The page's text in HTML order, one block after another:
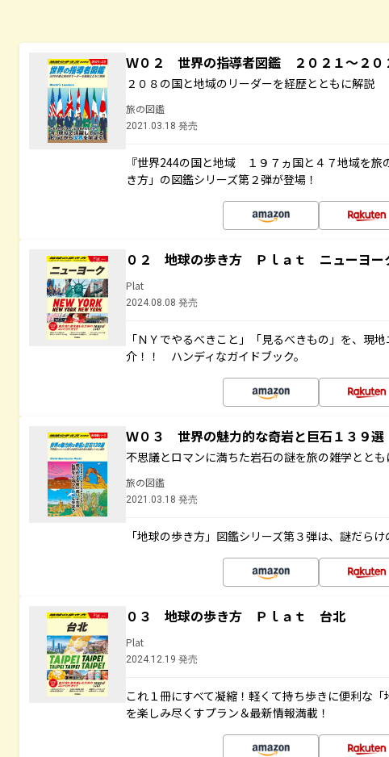
Ｗ０２ 世界の指導者図鑑 ２０２１～２０
２０８の国と地域のリーダーを経歴とともに解説
旅の図鑑
2021.03.18 発売
『世界244の国と地域 １９７ヵ国と４７地域を
き方」の図鑑シリーズ第２弾が登場！
０２ 地球の歩き方 Ｐｌａｔ ニューヨー
Plat
2024.08.08 発売
「ＮＹでやるべきこと」「見るべきもの」を、現
介！！ ハンディなガイドブック。
Ｗ０３ 世界の魅力的な奇岩と巨石１３９選
不思議とロマンに満ちた岩石の謎を旅の雑学とと
旅の図鑑
2021.03.18 発売
「地球の歩き方」図鑑シリーズ第３弾は、謎だら
０３ 地球の歩き方 Ｐｌａｔ 台北
Plat
2024.12.19 発売
これ１冊にすべて凝縮！軽くて持ち歩きに便利な
を楽しみ尽くすプラン＆最新情報満載！